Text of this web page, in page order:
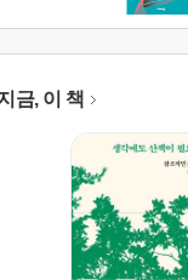
금, 이 책